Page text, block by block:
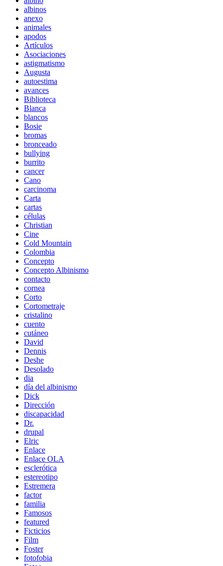
albinos
anexo
animales
apodos
Artículos
Asociaciones
astigmatismo
Augusta
autoestima
avances
Biblioteca
Blanca
blancos
Bosie
bromas
bronceado
bullying
burrito
cancer
Cano
carcinoma
Carta
cartas
células
Christian
Cine
Cold Mountain
Colombia
Concepto
Concepto Albinismo
contacto
cornea
Corto
Cortometraje
cristalino
cuento
cutáneo
David
Dennis
Deshe
Desolado
dia
día del albinismo
Dick
Dirección
discapacidad
Dr.
drupal
Elric
Enlace
Enlace OLA
esclerótica
estereotipo
Estremera
factor
familia
Famosos
featured
Ficticios
Film
Foster
fotofobia